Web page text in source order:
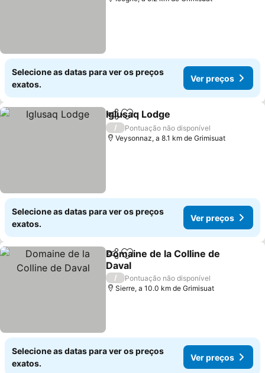
Selecione as datas para ver os preços
exatos.
Ver preços
PartilharAdicionar aos favoritos
Iglusaq Lodge
/
Pontuação não disponível
Veysonnaz, a 8.1 km de Grimisuat
Selecione as datas para ver os preços
exatos.
Ver preços
PartilharAdicionar aos favoritos
Domaine de la Colline de
Daval
Ver preços
/
Pontuação não disponível
Sierre, a 10.0 km de Grimisuat
Selecione as datas para ver os preços
exatos.
Ver preços